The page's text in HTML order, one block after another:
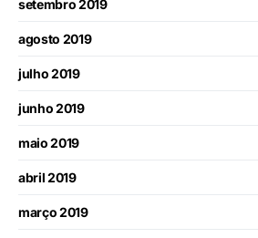
setembro 2019
agosto 2019
julho 2019
junho 2019
maio 2019
abril 2019
março 2019